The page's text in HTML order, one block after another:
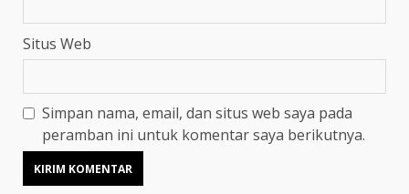
Situs Web
Simpan nama, email, dan situs web saya pada
peramban ini untuk komentar saya berikutnya.